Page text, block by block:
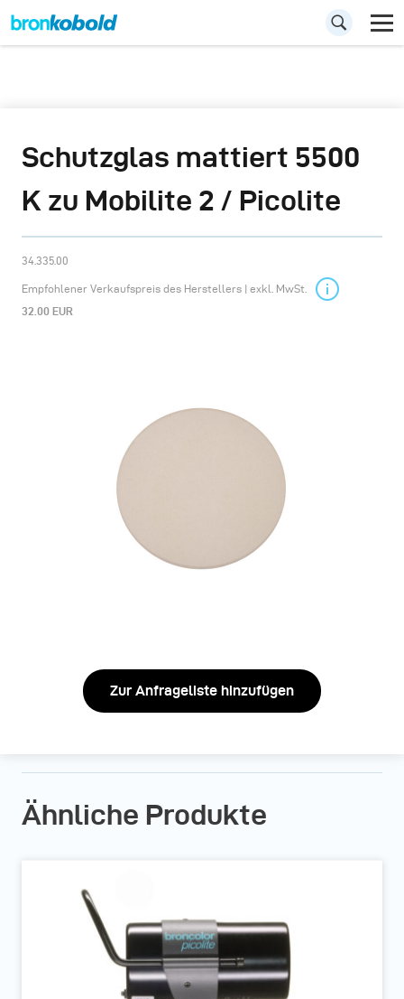
Schutzglas mattiert 5500
K zu Mobilite 2 / Picolite
34.335.00
Empfohlener Verkaufspreis des Herstellers | exkl. MwSt.
32.00 EUR
Zur Anfrageliste hinzufügen
Ähnliche Produkte